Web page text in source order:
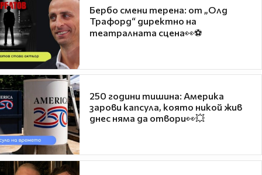
Бербо смени терена: от „Олд
Трафорд“ директно на
театралната сцена👀⚽
250 години тишина: Америка
зарови капсула, която никой жив
днес няма да отвори👀💥